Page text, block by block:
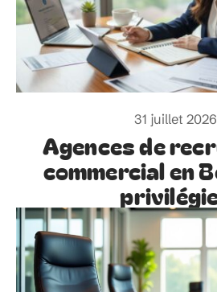
31 juillet 2026
Agences de
commercial en